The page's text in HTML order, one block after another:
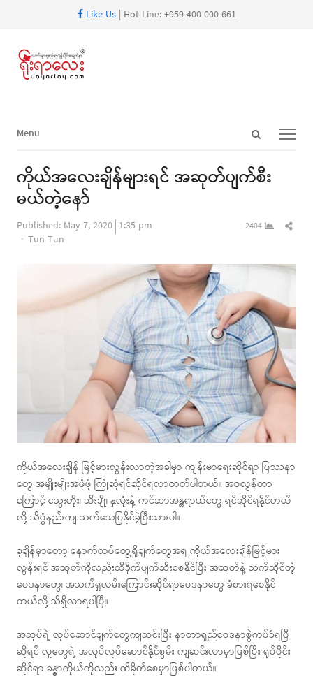
Like Us| Hot Line: +959 400 000 661
Open
Menu
Menu
ကိုယ်အလေးချိန်များရင် အဆုတ်ပျက်စီး
မယ်တဲ့နော်
Published: May 7, 2020 1:35 pm
Author
Tun Tun
2404
ကိုယ်အလေးချိန် မြင့်မားလွန်းလာတဲ့အခါမှာ ကျန်းမာရေးဆိုင်ရာ ပြဿနာ
တွေ အမျိုးမျိုးအဖုံဖုံ ကြုံဆုံရင်ဆိုင်ရလာတတ်ပါတယ်။ အဝလွန်တာ
ကြောင့် သွေးတိုး၊ ဆီးချို၊ နှလုံးနဲ့ ကင်ဆာအန္တရာယ်တွေ ရင်ဆိုင်ရနိုင်တယ်
လို့ သိပ္ပံနည်းကျ သက်သေပြနိုင်ခဲ့ပြီးသားပါ။
ခုချိန်မှာတော့ နောက်ထပ်တွေ့ရှိချက်တွေအရ ကိုယ်အလေးချိန်မြင့်မား
လွန်းရင် အဆုတ်ကိုလည်းထိခိုက်ပျက်ဆီးစေနိုင်ပြီး အဆုတ်နဲ့ သက်ဆိုင်တဲ့
ဝေဒနာတွေ၊ အသက်ရှုလမ်းကြောင်းဆိုင်ရာဝေဒနာတွေ ခံစားရစေနိုင်
တယ်လို့ သိရှိလာရပါပြီ။
အဆုပ်ရဲ့ လုပ်ဆောင်ချက်တွေကျဆင်းပြီး နာတာရှည်ဝေဒနာစွဲကပ်ခံရပြီ
ဆိုရင် လူတွေရဲ့ အလုပ်လုပ်ဆောင်နိုင်စွမ်း ကျဆင်းလာမှာဖြစ်ပြီး ရုပ်ပိုင်း
ဆိုင်ရာ ခန္ဓာကိုယ်ကိုလည်း ထိခိုက်စေမှာဖြစ်ပါတယ်။